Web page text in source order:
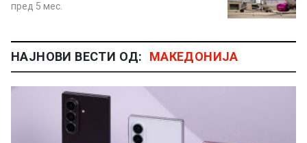
пред 5 мес.
НАЈНОВИ ВЕСТИ ОД: МАКЕДОНИЈА